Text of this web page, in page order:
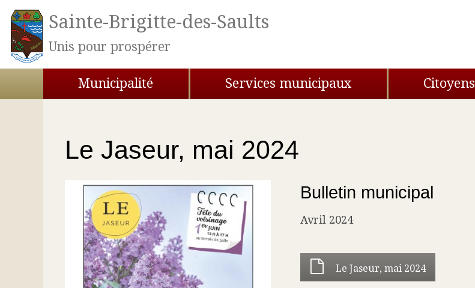
Aller au contenu principal
Sainte-Brigitte-des-Saults
Unis pour prospérer
Municipalité Services municipaux Citoyens
Vous êtes ici
Le Jaseur, mai 2024
Bulletin municipal
Avril 2024
Le Jaseur, mai 2024